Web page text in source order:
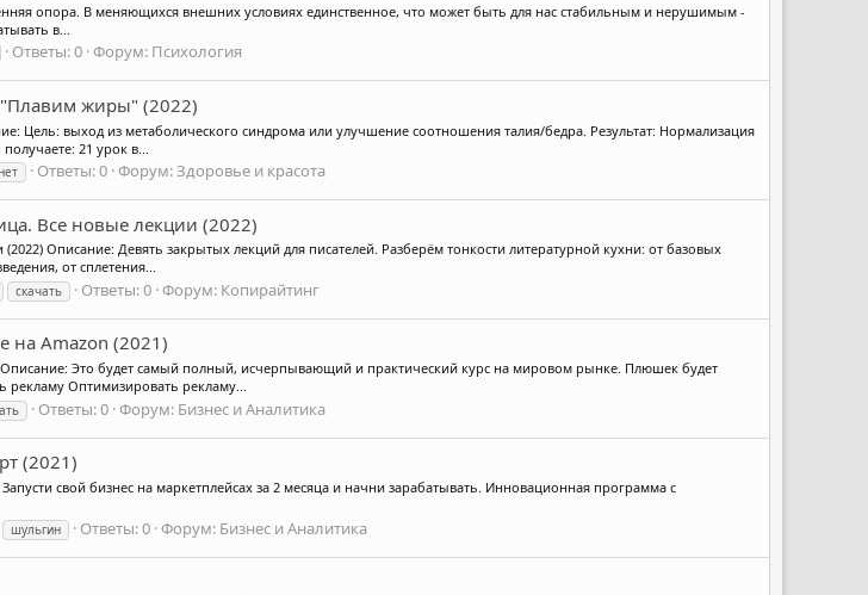
опора. В меняющихся внешних условиях единственное, что может быть для нас стабильным и нерушимым -
в...
Ответы: 0 Форум: Психология
"Плавим жиры" (2022)
Цель: выход из метаболического синдрома или улучшение соотношения талия/бедра. Результат: Нормализация
21 урок в...
Ответы: 0 Форум:Здоровье и красота
Все новые лекции (2022)
Описание: Девять закрытых лекций для писателей. Разберём тонкости литературной кухни: от базовых
от сплетения...
скачать Ответы: 0 Форум: Копирайтинг
на Amazon (2021)
Это будет самый полный, исчерпывающий и практический курс на мировом рынке. Плюшек будет
рекламу Оптимизировать рекламу...
Ответы: 0 Форум: Бизнес и Аналитика
(2021)
свой бизнес на маркетплейсах за 2 месяца и начни зарабатывать. Инновационная программа с
шульгин Ответы: 0 Форум: Бизнес и Аналитика